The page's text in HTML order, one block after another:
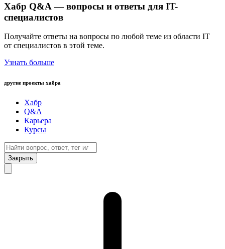
Хабр Q&A — вопросы и ответы для IT-
специалистов
Получайте ответы на вопросы по любой теме из области IT
от специалистов в этой теме.
Узнать больше
другие проекты хабра
Хабр
Q&A
Карьера
Курсы
Закрыть